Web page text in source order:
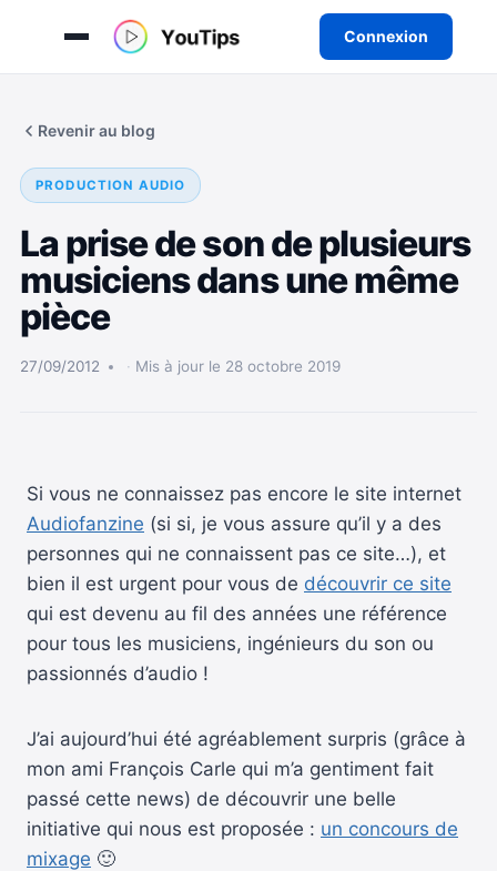
Connexion
Revenir au blog
PRODUCTION AUDIO
La prise de son de plusieurs
musiciens dans une même
pièce
27/09/2012 Mis à jour le 28 octobre 2019
Si vous ne connaissez pas encore le site internet
Audiofanzine (si si, je vous assure qu’il y a des
personnes qui ne connaissent pas ce site…), et
bien il est urgent pour vous de découvrir ce site
qui est devenu au fil des années une référence
pour tous les musiciens, ingénieurs du son ou
passionnés d’audio !
J’ai aujourd’hui été agréablement surpris (grâce à
mon ami François Carle qui m’a gentiment fait
passé cette news) de découvrir une belle
initiative qui nous est proposée : un concours de
mixage 🙂